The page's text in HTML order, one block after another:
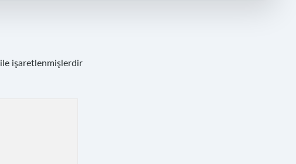
ile işaretlenmişlerdir